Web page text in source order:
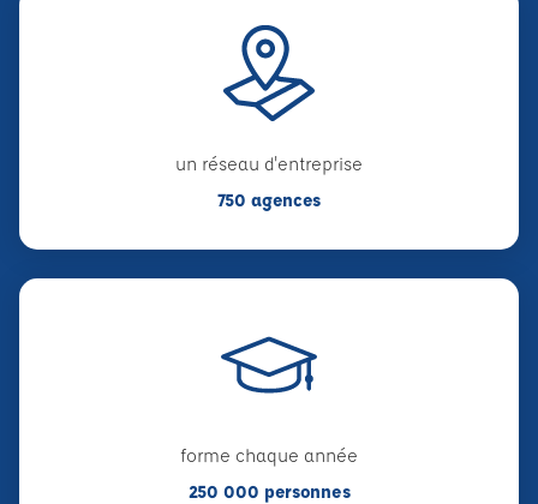
un réseau d'entreprise
750 agences
forme chaque année
250 000 personnes